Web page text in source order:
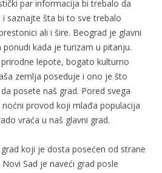
par informacija bi trebalo da
saznajte šta bi to sve trebalo
ali i šire. Beograd je glavni
kada je turizam u pitanju.
lepote, bogato kulturno
zemlja poseduje i ono je što
posete naš grad. Pored svega
provod koji mlađa populacija
vraća u naš glavni grad.
koji je dosta posećen od strane
Sad je naveći grad posle